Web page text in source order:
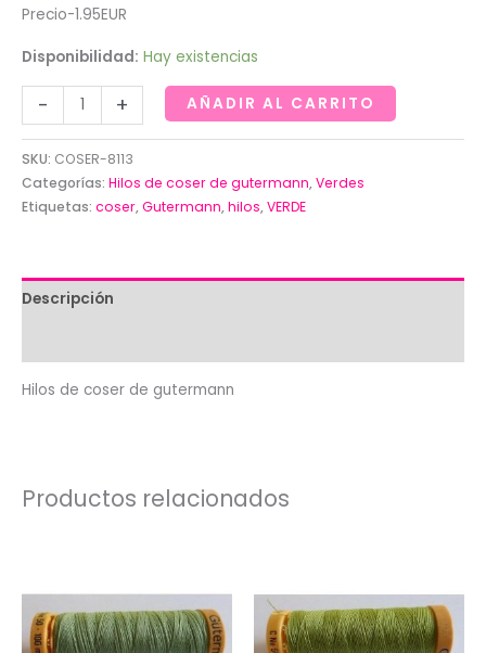
Precio-1.95EUR
Disponibilidad: Hay existencias
-
verde
bosque
oscuro-
8103
+ AÑADIR AL CARRITO
SKU: COSER-8113
Categorías: Hilos de coser de gutermann,Verdes
Etiquetas: coser,Gutermann,hilos,VERDE
Descripción
Hilos de coser de gutermann
Productos relacionados